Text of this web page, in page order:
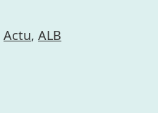
Actu, ALB